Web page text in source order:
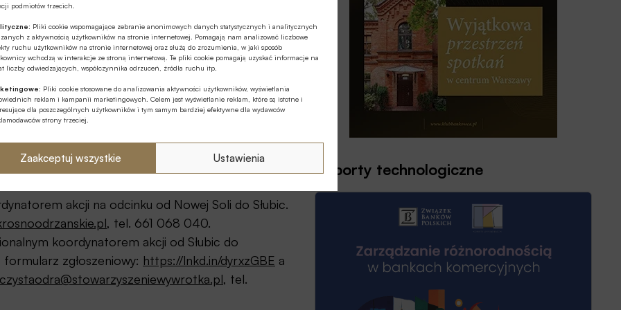
podmiotów trzecich.
Pliki cookie wspomagające zebranie anonimowych danych statystycznych i analitycznych
z aktywnością użytkowników na stronie internetowej. Pomagają nam analizować liczbowe
ruchu użytkowników na stronie internetowej oraz służą do zrozumienia, w jaki sposób
wchodzą w interakcje ze stroną internetową. Te pliki cookie pomagają uzyskać informacje na
liczby odwiedzających, współczynnika odrzuceń, źródła ruchu itp.
Pliki cookie stosowane do analizowania aktywności użytkowników, wyświetlania
reklam i kampanii marketingowych. Celem jest wyświetlanie reklam, które są istotne i
dla poszczególnych użytkowników i tym samym bardziej efektywne dla wydawców
strony trzeciej.
Zaakceptuj wszystkie Ustawienia
od Credit Agricole
na przeprowadzenie akcji. Darczyńcą grantów
koordynatorów akcji:
jej dorzecza od granicy z Czechami do Opola.
978.
od Opola do Nowej Soli. Kontakt: Anna
036.
akcji na odcinku od Nowej Soli do Słubic.
, tel. 661 068 040.
koordynatorem akcji od Słubic do
zgłoszeniowy: https://lnkd.in/dyrxzGBE a
, tel.
Raporty technologiczne